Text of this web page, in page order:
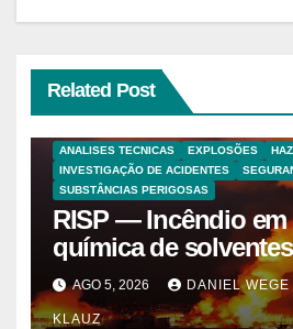
Related Post
ANALISES TECNICAS EXPLOSÕES
INVESTIGAÇÃO DE ACIDENTES
SUBSTÂNCIAS PERIGOSAS
RISP — Incêndio
química de
Itaquaquecetuba/SP
(UNIQUIMA/Quema)
AGO 5, 2026 DANIEL
KLAUZ